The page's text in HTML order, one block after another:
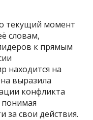
текущий момент
словам,
к прямым
находится на
выразила
конфликта
понимая
за свои действия.